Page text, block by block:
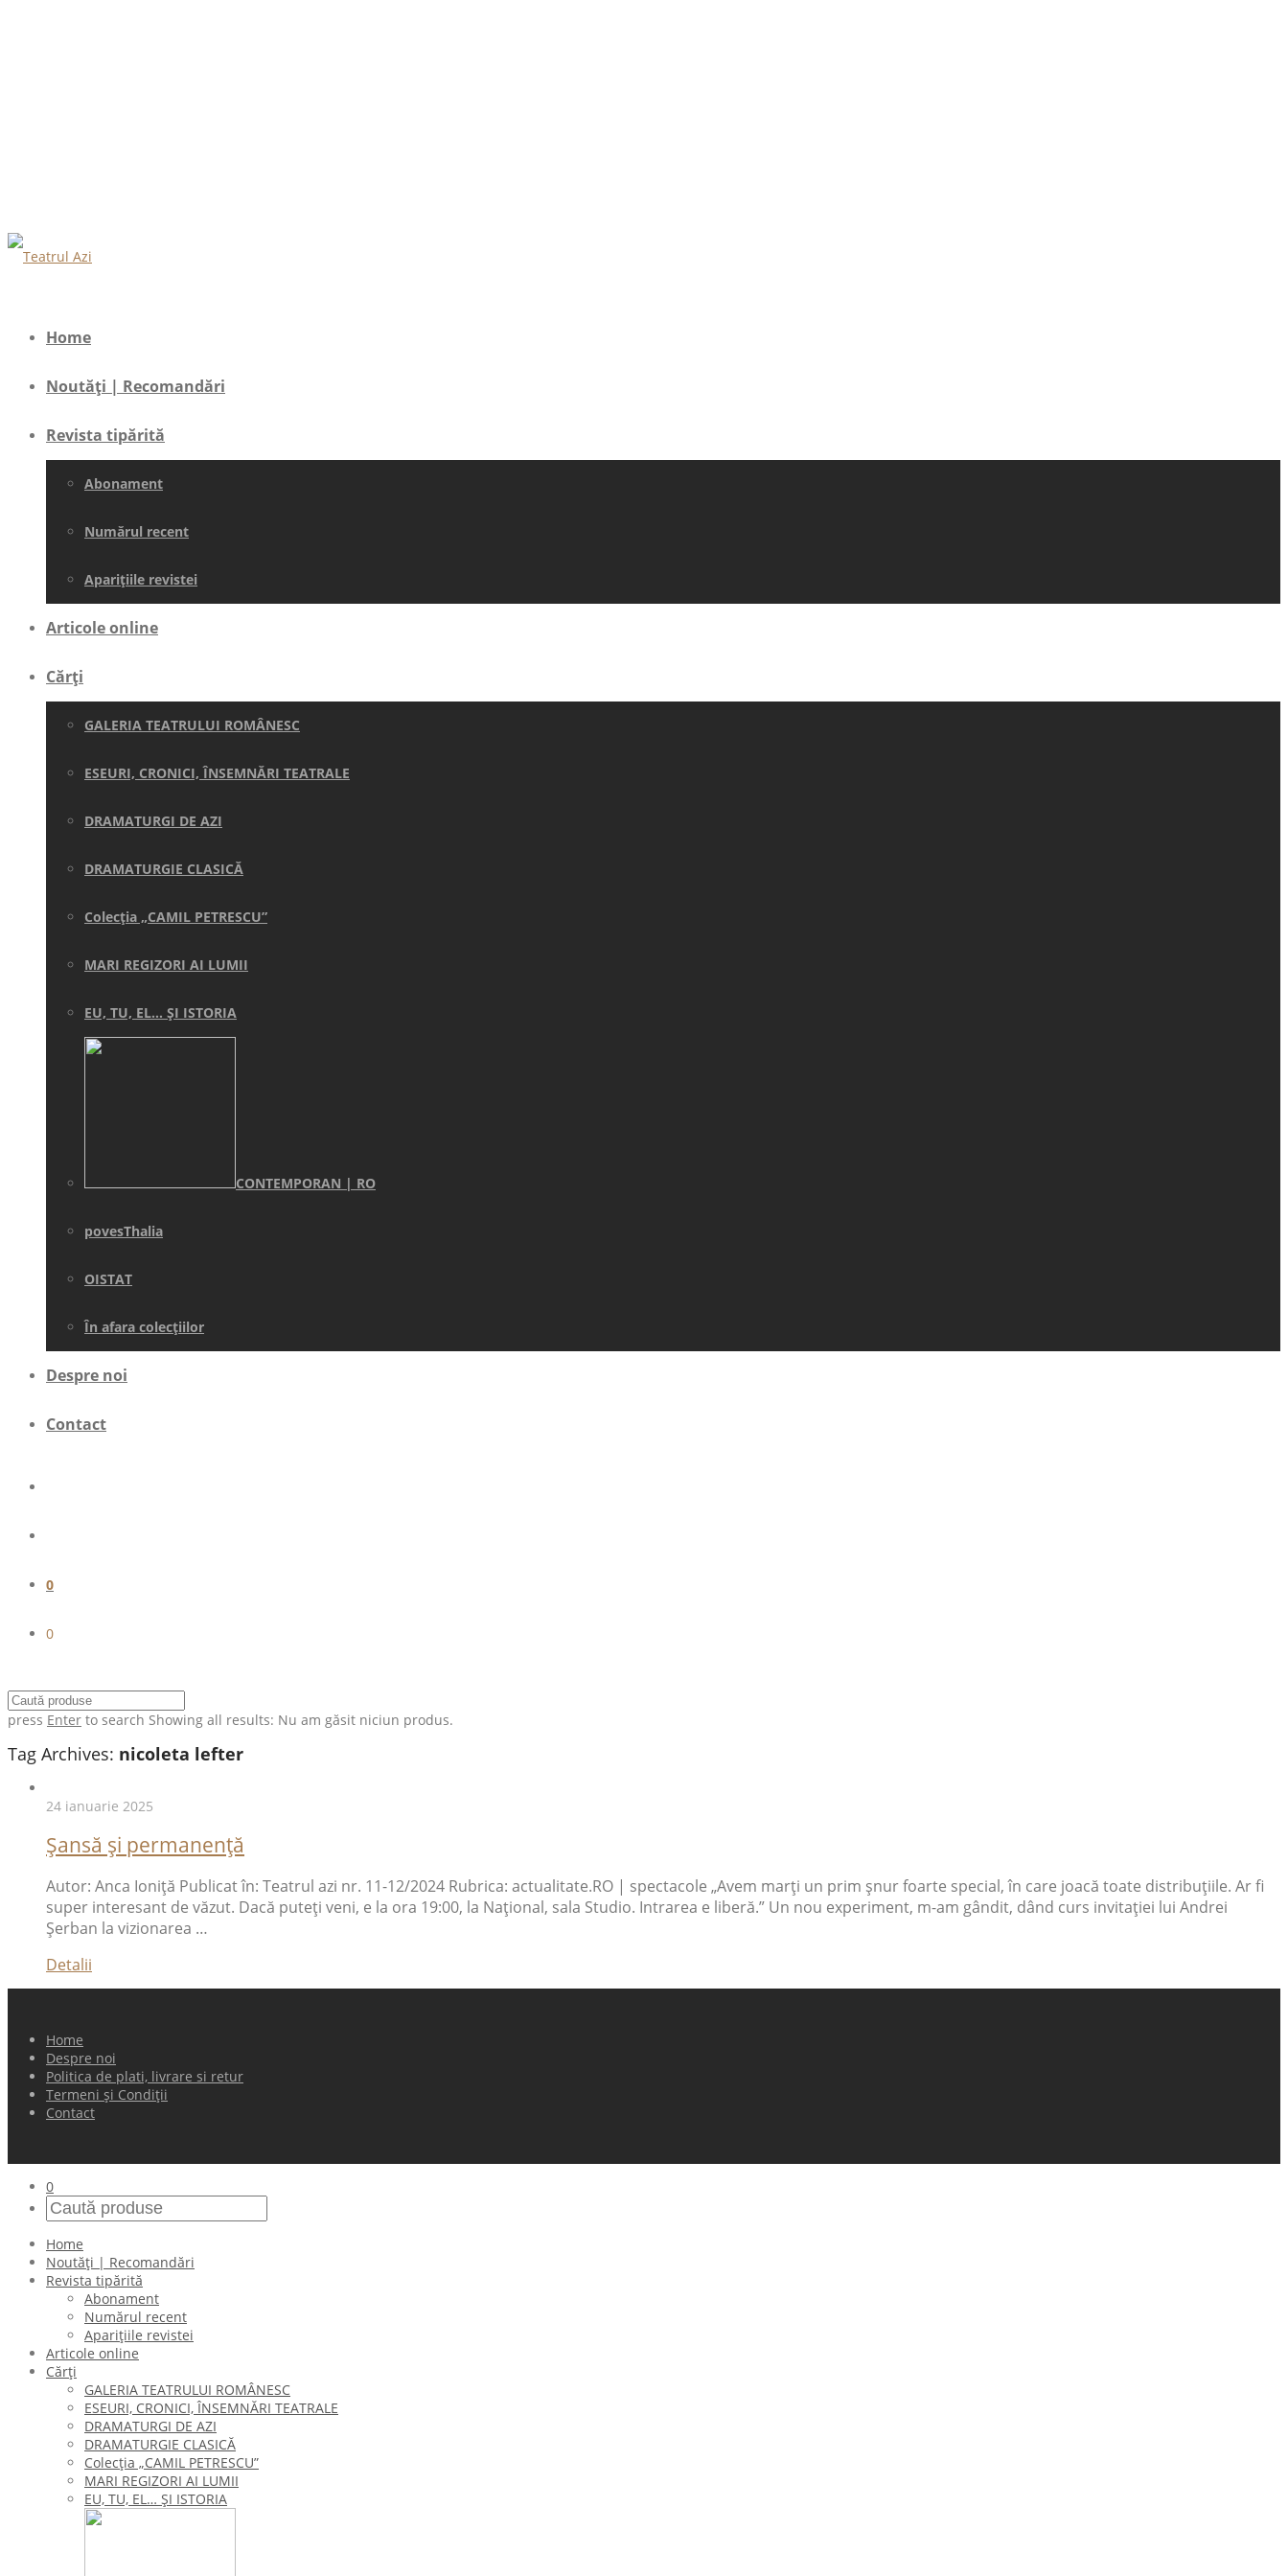
Home
Noutăți | Recomandări
Revista tipărită
Abonament
Numărul recent
Aparițiile revistei
Articole online
Cărți
GALERIA TEATRULUI ROMÂNESC
ESEURI, CRONICI, ÎNSEMNĂRI TEATRALE
DRAMATURGI DE AZI
DRAMATURGIE CLASICĂ
Colecţia „CAMIL PETRESCU”
MARI REGIZORI AI LUMII
EU, TU, EL… ŞI ISTORIA
CONTEMPORAN | RO
povesThalia
OISTAT
În afara colecţiilor
Despre noi
Contact
0
0
press Enter to search Showing all results: Nu am găsit niciun produs.
Tag Archives: nicoleta lefter
24 ianuarie 2025
Șansă și permanență
Autor: Anca Ioniţă Publicat în: Teatrul azi nr. 11-12/2024 Rubrica: actualitate.RO | spectacole „Avem marți un prim șnur foarte special, în care joacă toate distribuțiile. Ar fi
super interesant de văzut. Dacă puteți veni, e la ora 19:00, la Național, sala Studio. Intrarea e liberă.” Un nou experiment, m-am gândit, dând curs invitației lui Andrei
Șerban la vizionarea …
Detalii
Home
Despre noi
Politica de plati, livrare si retur
Termeni și Condiții
Contact
0
Home
Noutăți | Recomandări
Revista tipărită
Abonament
Numărul recent
Aparițiile revistei
Articole online
Cărți
GALERIA TEATRULUI ROMÂNESC
ESEURI, CRONICI, ÎNSEMNĂRI TEATRALE
DRAMATURGI DE AZI
DRAMATURGIE CLASICĂ
Colecţia „CAMIL PETRESCU”
MARI REGIZORI AI LUMII
EU, TU, EL… ŞI ISTORIA